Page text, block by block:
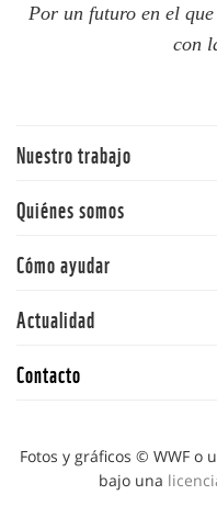
Por un futuro en el
con
Nuestro trabajo
Océanos
Cambio climático
Ciudadanos conscientes
La Hora del Planeta
Quiénes somos
WWF en el mundo
Equipo
Trabaja con nosotros
Política de Privacidad
Resolución de reclamos
Cómo ayudar
Adopta
Actualidad
Contacto
Fotos y gráficos © WWF o
bajo una